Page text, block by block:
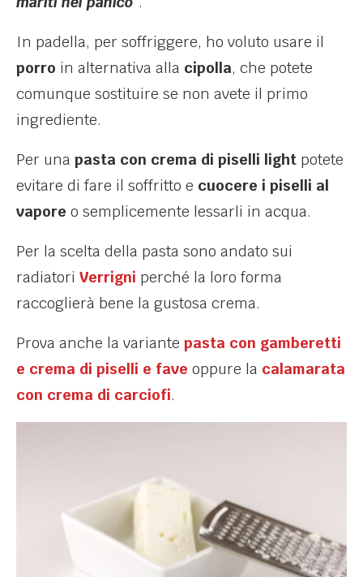
In padella, per soffriggere, ho voluto usare il
porro in alternativa alla cipolla, che potete
comunque sostituire se non avete il primo
ingrediente.
Per una pasta con crema di piselli light potete
evitare di fare il soffritto e cuocere i piselli al
vapore o semplicemente lessarli in acqua.
Per la scelta della pasta sono andato sui
radiatori Verrigni perché la loro forma
raccoglierà bene la gustosa crema.
Prova anche la variante pasta con gamberetti
e crema di piselli e fave oppure la calamarata
con crema di carciofi.